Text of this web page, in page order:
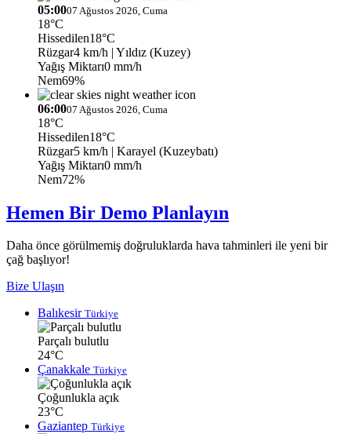
05:0007 Ağustos 2026, Cuma
18°C
Hissedilen18°C
Rüzgar4 km/h | Yıldız (Kuzey)
Yağış Miktarı0 mm/h
Nem69%
06:0007 Ağustos 2026, Cuma
18°C
Hissedilen18°C
Rüzgar5 km/h | Karayel (Kuzeybatı)
Yağış Miktarı0 mm/h
Nem72%
Hemen Bir Demo Planlayın
Daha önce görülmemiş doğruluklarda hava tahminleri ile yeni bir
çağ başlıyor!
Bize Ulaşın
Balıkesir Türkiye
Parçalı bulutlu
24°C
Çanakkale Türkiye
Çoğunlukla açık
23°C
Gaziantep Türkiye